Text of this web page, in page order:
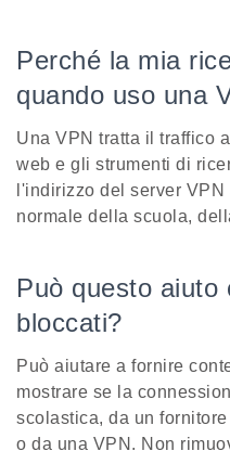
Perché la mia
quando uso una
Una VPN tratta il traffico
web e gli strumenti di
l'indirizzo del server
normale della scuola,
Può questo aiuto
bloccati?
Può aiutare a fornire
mostrare se la
scolastica, da un
o da una VPN. Non